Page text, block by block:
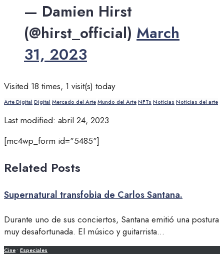
— Damien Hirst
(@hirst_official) March
31, 2023
Visited 18 times, 1 visit(s) today
Arte Digital Digital Mercado del ArteMundo del ArteNFTs Noticias Noticias del arte
Last modified: abril 24, 2023
[mc4wp_form id="5485"]
Related Posts
Supernatural transfobia de Carlos Santana.
Durante uno de sus conciertos, Santana emitió una postura
muy desafortunada. El músico y guitarrista...
Cine • Especiales